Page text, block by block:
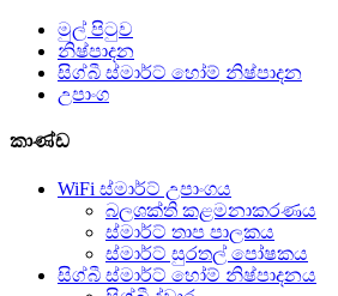
මුල් පිටුව
නිෂ්පාදන
සිග්බී ස්මාර්ට් හෝම් නිෂ්පාදන
උපාංග
කාණ්ඩ
WiFi ස්මාර්ට් උපාංගය
බලශක්ති කළමනාකරණය
ස්මාර්ට් තාප පාලකය
ස්මාර්ට් සුරතල් පෝෂකය
සිග්බී ස්මාර්ට් හෝම් නිෂ්පාදනය